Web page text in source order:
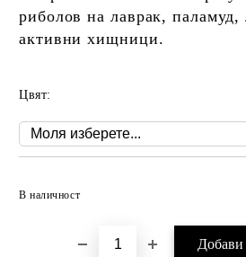
риболов на лаврак, паламуд,
активни хищници.
Цвят:
В наличност